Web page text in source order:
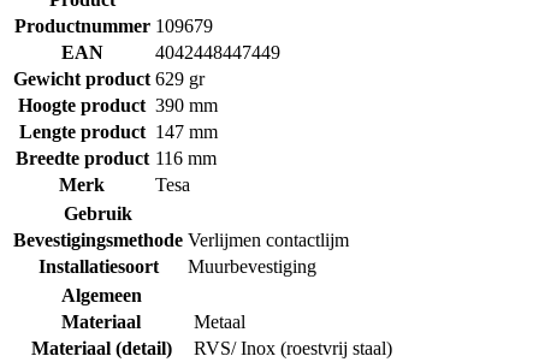
Productnummer 109679
EAN
4042448447449
Gewicht product 629 gr
Hoogte product 390 mm
Lengte product 147 mm
Breedte product 116 mm
Merk
Tesa
Gebruik
Bevestigingsmethode Verlijmen contactlijm
Installatiesoort
Muurbevestiging
Algemeen
Materiaal
Metaal
Materiaal (detail)
RVS/ Inox (roestvrij staal)